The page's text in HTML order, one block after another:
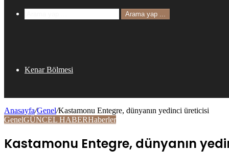
Arama yap ...
Kenar Bölmesi
Anasayfa/Genel/Kastamonu Entegre, dünyanın yedinci üreticisi
GenelGÜNCEL HABERHaberler
Kastamonu Entegre, dünyanın